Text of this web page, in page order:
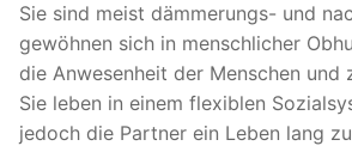
Sie sind meist dämmerungs- und
gewöhnen sich in menschlicher
die Anwesenheit der Menschen und
Sie leben in einem flexiblen
jedoch die Partner ein Leben lang